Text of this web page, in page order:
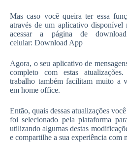
Mas caso você queira ter essa
através de um aplicativo disponível
acessar a página de
celular: Download App
Agora, o seu aplicativo de
completo com estas
trabalho também facilitam muito a
em home office.
Então, quais dessas atualizações
foi selecionado pela plataforma
utilizando algumas destas
e compartilhe a sua experiência com